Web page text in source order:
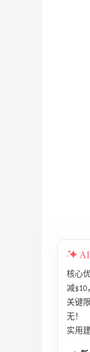
核心
减$10
关键
无！
实用
2天13小时